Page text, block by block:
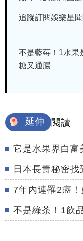
追蹤訂閱娛樂星
不是藍莓！1水
糖又通腸
延伸 閱讀
它是水果界白
日本長壽秘密
7年內連罹2癌
不是綠茶！1飲